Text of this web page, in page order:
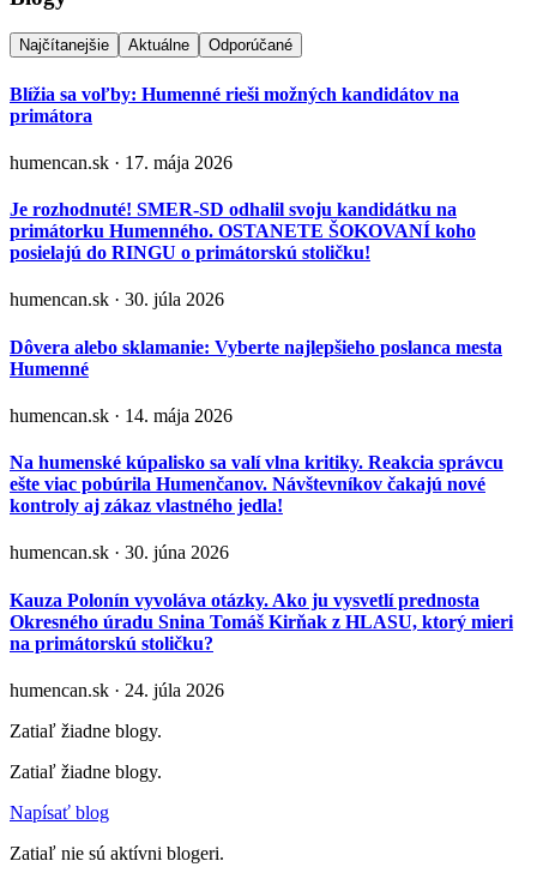
Najčítanejšie Aktuálne Odporúčané
Blížia sa voľby: Humenné rieši možných kandidátov na
primátora
humencan.sk · 17. mája 2026
Je rozhodnuté! SMER-SD odhalil svoju kandidátku na
primátorku Humenného. OSTANETE ŠOKOVANÍ koho
posielajú do RINGU o primátorskú stoličku!
humencan.sk · 30. júla 2026
Dôvera alebo sklamanie: Vyberte najlepšieho poslanca mesta
Humenné
humencan.sk · 14. mája 2026
Na humenské kúpalisko sa valí vlna kritiky. Reakcia správcu
ešte viac pobúrila Humenčanov. Návštevníkov čakajú nové
kontroly aj zákaz vlastného jedla!
humencan.sk · 30. júna 2026
Kauza Polonín vyvoláva otázky. Ako ju vysvetlí prednosta
Okresného úradu Snina Tomáš Kirňak z HLASU, ktorý mieri
na primátorskú stoličku?
humencan.sk · 24. júla 2026
Zatiaľ žiadne blogy.
Zatiaľ žiadne blogy.
Napísať blog
Zatiaľ nie sú aktívni blogeri.